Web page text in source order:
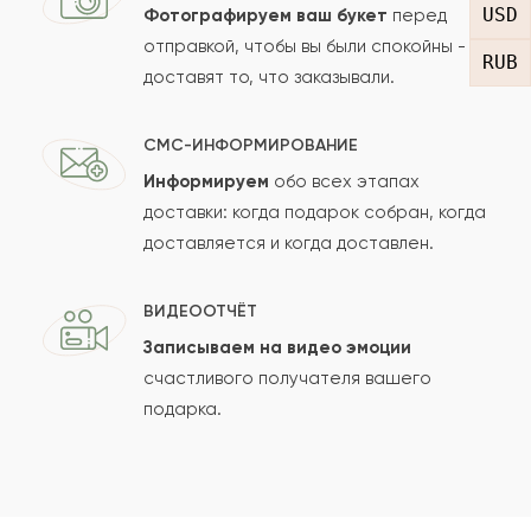
USD
RUB
Сколько будет
Отзыв будет опубликован после проверки.
Проверяем на спам.
Фотографируем ваш букет перед
отправкой, чтобы вы были спокойны -
доставят то, что заказывали.
СМС-ИНФОРМИРОВАНИЕ
Информируем обо всех этапах
доставки: когда подарок собран, когда
доставляется и когда доставлен.
ВИДЕООТЧЁТ
Записываем на видео эмоции
счастливого получателя вашего
подарка.